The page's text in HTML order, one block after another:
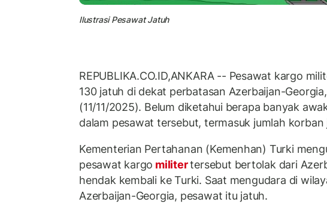
Ilustrasi Pesawat Jatuh
REPUBLIKA.CO.ID,ANKARA -- Pesawat kargo
130 jatuh di dekat perbatasan Azerbaijan-Georgia,
(11/11/2025). Belum diketahui berapa banyak
dalam pesawat tersebut, termasuk jumlah korban
Kementerian Pertahanan (Kemenhan) Turki
pesawat kargo militertersebut bertolak dari
hendak kembali ke Turki. Saat mengudara di
Azerbaijan-Georgia, pesawat itu jatuh.